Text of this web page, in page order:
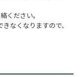
ください。
なくなりますので、